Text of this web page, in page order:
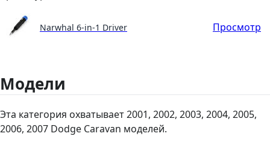
Narwhal 6-in-1 Driver Просмотр
Модели
Эта категория охватывает 2001, 2002, 2003, 2004, 2005,
2006, 2007 Dodge Caravan моделей.